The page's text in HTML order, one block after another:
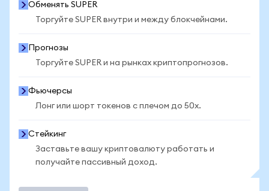
Обменять SUPER
Торгуйте SUPER внутри и между блокчейнами.
Прогнозы
Торгуйте SUPER и на рынках криптопрогнозов.
Фьючерсы
Лонг или шорт токенов с плечом до 50x.
Стейкинг
Заставьте вашу криптовалюту работать и
получайте пассивный доход.